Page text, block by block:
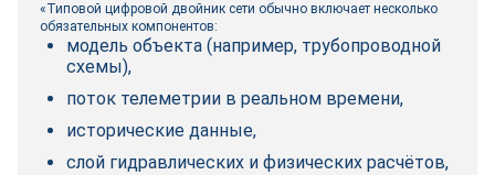
«Типовой цифровой двойник сети обычно включает несколько
обязательных компонентов:
модель объекта (например, трубопроводной
схемы),
поток телеметрии в реальном времени,
исторические данные,
слой гидравлических и физических расчётов,